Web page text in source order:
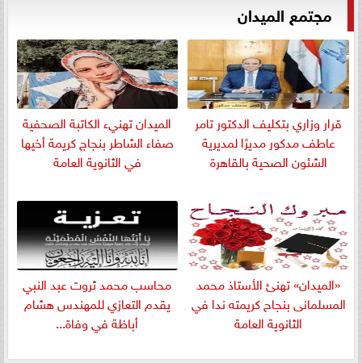
مجتمع الميدان
قرار وزاري بتكليف الدكتور تامر
عاطف مدكور مديرًا لمديرية
الشئون الصحية بالقاهرة
الميدان تهنيء الكاتبة الصحفية
صفاء الشاطر بنجاج كريمة أخيها
في الثانوية العامة
«الميدان» تهنئ الأستاذ محمد
المسلمانى بنجاح كريمته ندا في
الثانوية العامة
​محاسب محمد ثروت عبد النبي
يقدم التعازي للمهندس هشام
أباظة في وفاة...